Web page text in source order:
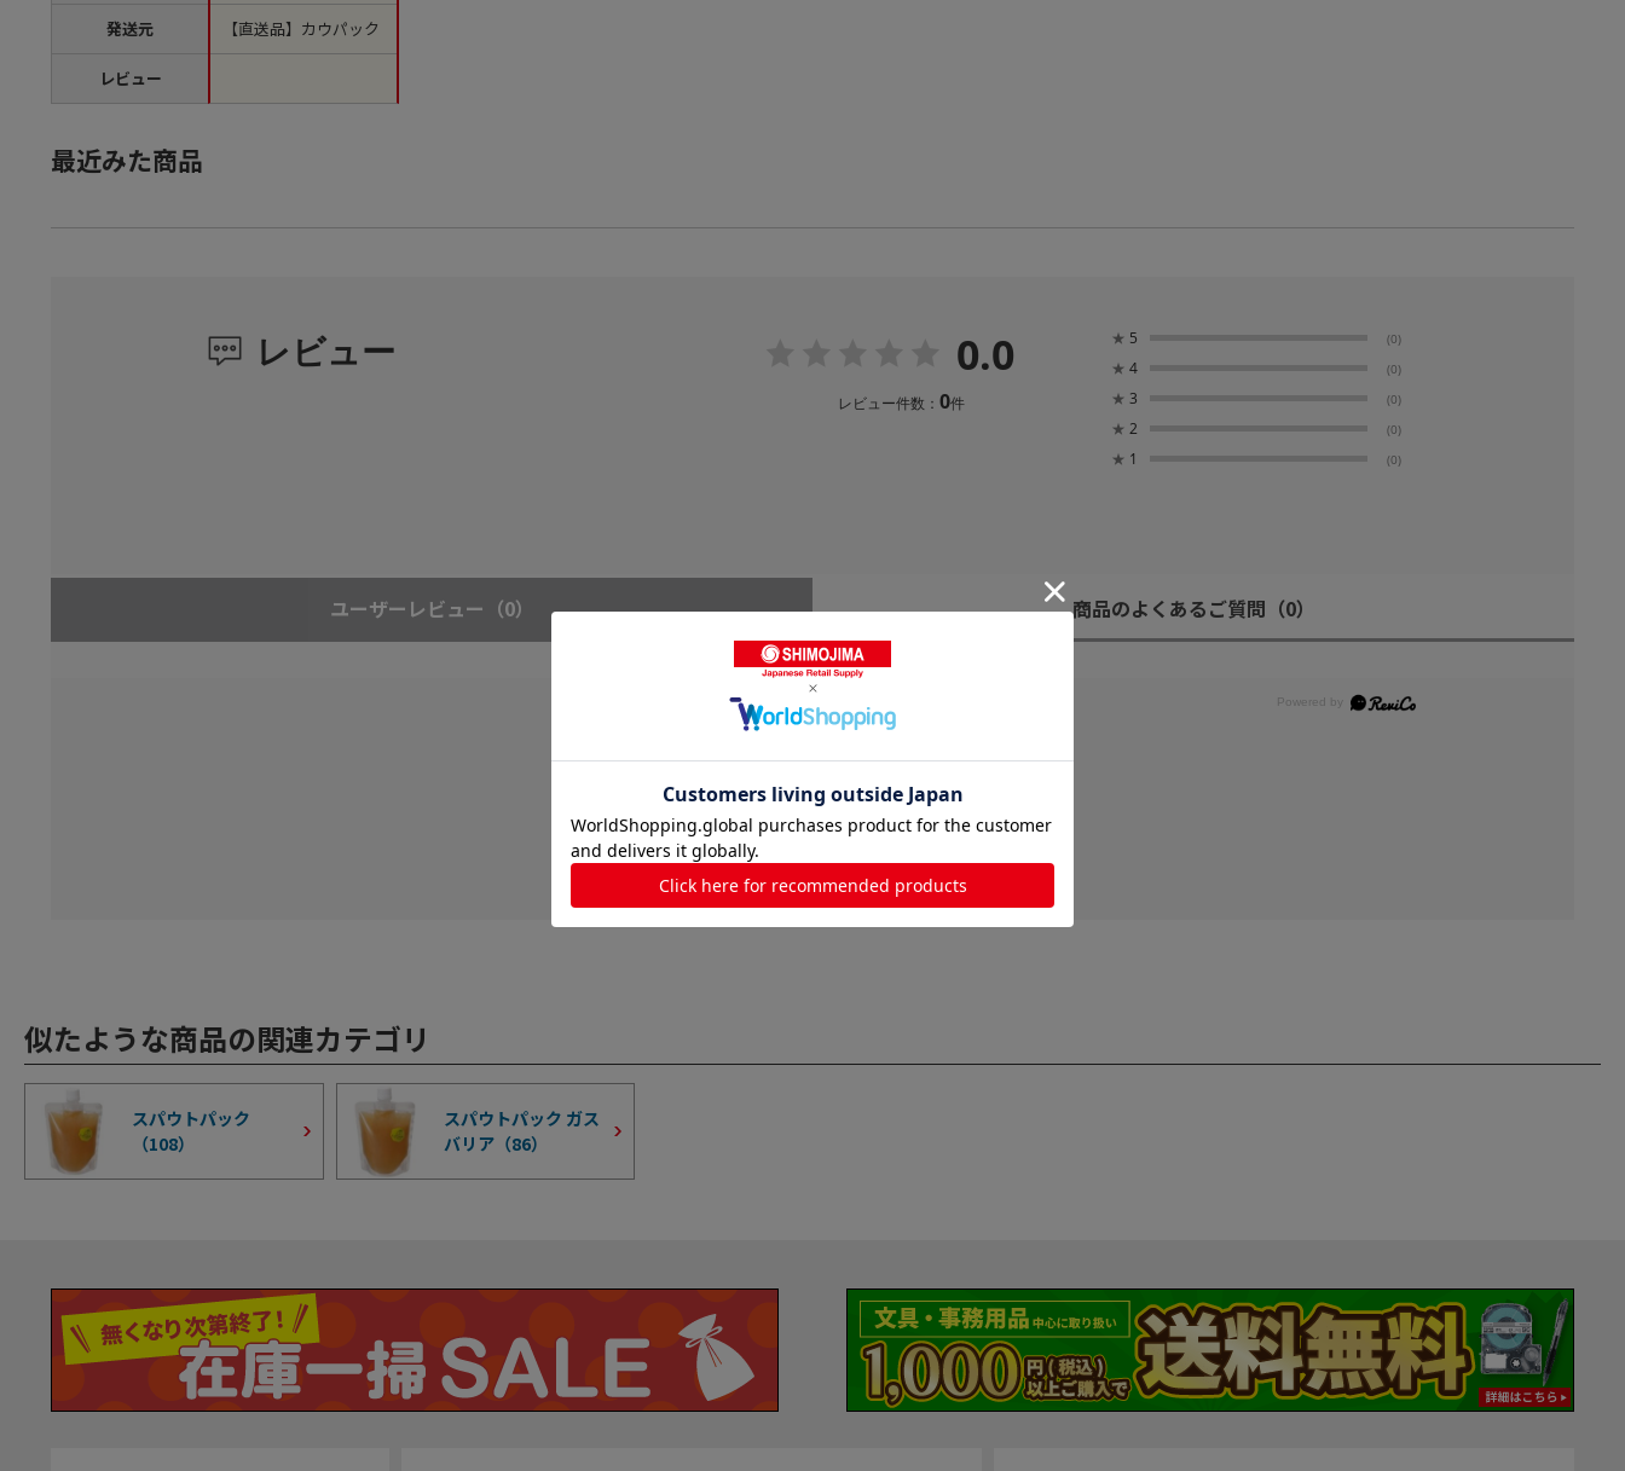
発送元
レビュー
【直送品】カウパック
最近みた商品
レビュー 0.0
レビュー件数： 0件
★ 5 (0)
★ 4 (0)
★ 3 (0)
★ 2 (0)
★ 1 (0)
ユーザーレビュー （0） 商品のよくあるご質問 （0）
似たような商品の関連カテゴリ
スパウトパック
（108）
スパウトパック ガス
バリア（86）